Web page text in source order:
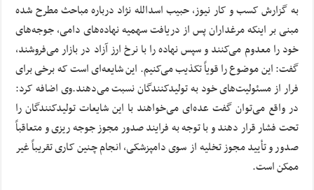
به گزارش کسب و کار نیوز، حبیب اسدالله نژاد درباره مباحث مطرح شده
مبنی بر اینکه مرغداران پس از دریافت سهمیه نهاده‌های دامی، جوجه‌های
خود را معدوم می‌کنند و سپس نهاده را با نرخ ارز آزاد در بازار می‌فروشند،
گفت: این موضوع را قویاً تکذیب می‌کنیم. این شایعه‌ای است که برخی برای
فرار از مسئولیت‌های خود به تولیدکنندگان نسبت می‌دهند.وی اضافه کرد:
در واقع می‌توان گفت عده‌ای می‌خواهند با این شایعات تولیدکنندگان را
تحت فشار قرار دهند و با توجه به فرایند صدور مجوز جوجه ریزی و متعاقباً
صدور و تأیید مجوز تخلیه از سوی دامپزشکی، انجام چنین کاری تقریباً غیر
ممکن است.